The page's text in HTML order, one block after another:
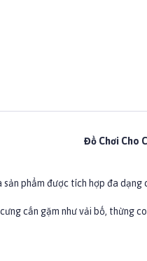
Đồ Chơi Cho
sản phẩm được tích hợp đa dạng
cắn gặm như vải bố, thừng